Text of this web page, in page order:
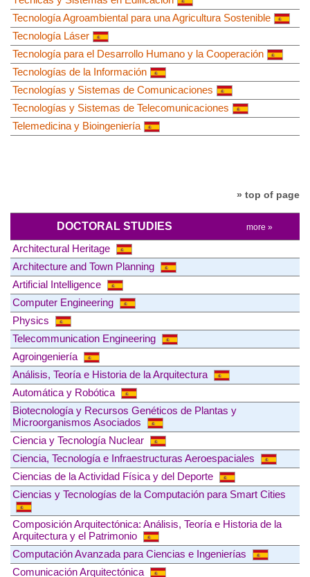
Tecnología Agroambiental para una Agricultura Sostenible
Tecnología Láser
Tecnología para el Desarrollo Humano y la Cooperación
Tecnologías de la Información
Tecnologías y Sistemas de Comunicaciones
Tecnologías y Sistemas de Telecomunicaciones
Telemedicina y Bioingeniería
» top of page
DOCTORAL STUDIES more »
Architectural Heritage
Architecture and Town Planning
Artificial Intelligence
Computer Engineering
Physics
Telecommunication Engineering
Agroingeniería
Análisis, Teoría e Historia de la Arquitectura
Automática y Robótica
Biotecnología y Recursos Genéticos de Plantas y
Microorganismos Asociados
Ciencia y Tecnología Nuclear
Ciencia, Tecnología e Infraestructuras Aeroespaciales
Ciencias de la Actividad Física y del Deporte
Ciencias y Tecnologías de la Computación para Smart Cities
Composición Arquitectónica: Análisis, Teoría e Historia de la
Arquitectura y el Patrimonio
Computación Avanzada para Ciencias e Ingenierías
Comunicación Arquitectónica